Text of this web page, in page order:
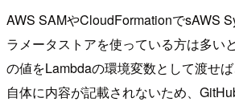
AWS SAMやCloudFormationでsAWS
ラメータストアを使っている方は多い
の値をLambdaの環境変数として渡せ
自体に内容が記載されないため、